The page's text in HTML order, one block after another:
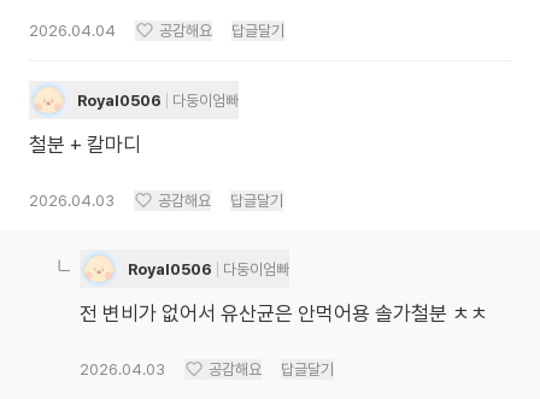
2026.04.04 공감해요 답글달기
Royal0506 다둥이엄빠
철분 + 칼마디
2026.04.03 공감해요 답글달기
Royal0506 다둥이엄빠
전 변비가 없어서 유산균은 안먹어용 솔가철분 ㅊㅊ
2026.04.03 공감해요 답글달기